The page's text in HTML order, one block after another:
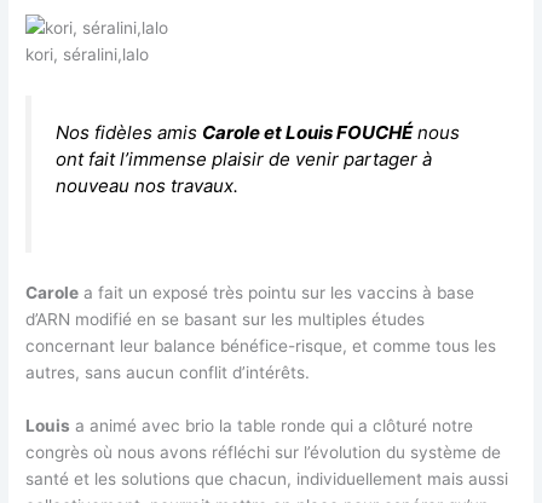
kori, séralini,lalo
Nos fidèles amis Carole et Louis FOUCHÉnous
ont fait l’immense plaisir de venir partager à
nouveau nos travaux.
Carole a fait un exposé très pointu sur les vaccins à base
d’ARN modifié en se basant sur les multiples études
concernant leur balance bénéfice-risque, et comme tous les
autres, sans aucun conflit d’intérêts.
Louis a animé avec brio la table ronde qui a clôturé notre
congrès où nous avons réfléchi sur l’évolution du système de
santé et les solutions que chacun, individuellement mais aussi